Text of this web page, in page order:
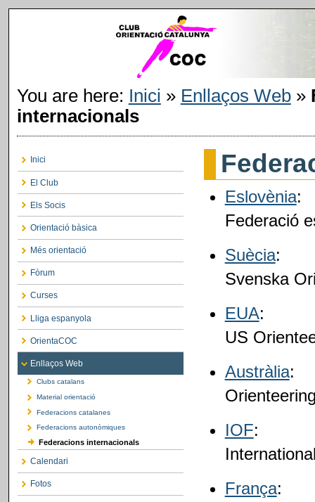
You are here: Inici » Enllaços Web»
internacionals
Inici
El Club
Els Socis
Orientació bàsica
Més orientació
Fòrum
Curses
Lliga espanyola
OrientaCOC
Enllaços Web
Clubs catalans
Material orientació
Federacions catalanes
Federacions autonòmiques
Federacions internacionals
Calendari
Fotos
Eslovènia:
Federació
Suècia:
Svenska
EUA:
US
Austràlia:
IOF:
França: